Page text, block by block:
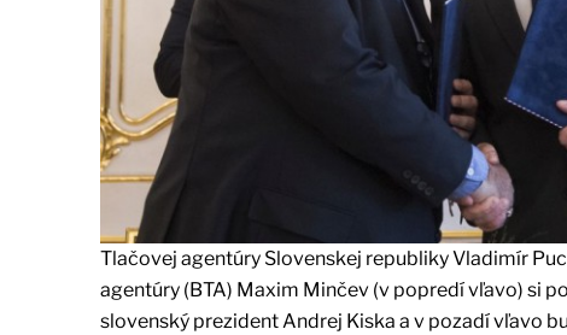
Tlačovej agentúry Slovenskej republiky Vladimír
agentúry (BTA) Maxim Minčev (v popredí vľavo) si
slovenský prezident Andrej Kiska a v pozadí vľavo